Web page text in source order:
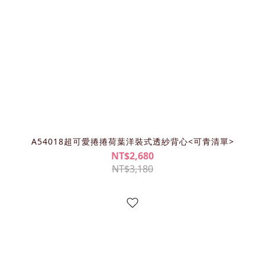
A54018超可愛捲捲荷葉洋裝式透紗背心<可青清單>
NT$2,680
NT$3,180